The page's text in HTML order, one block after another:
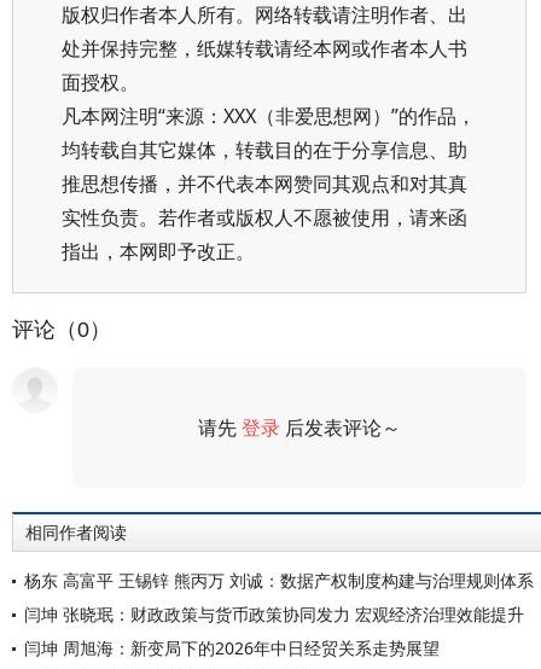
版权归作者本人所有。网络转载请注明作者、出
处并保持完整，纸媒转载请经本网或作者本人书
面授权。
凡本网注明“来源：XXX（非爱思想网）”的作品，
均转载自其它媒体，转载目的在于分享信息、助
推思想传播，并不代表本网赞同其观点和对其真
实性负责。若作者或版权人不愿被使用，请来函
指出，本网即予改正。
评论（0）
请先登录 后发表评论～
相同作者阅读
杨东 高富平 王锡锌 熊丙万 刘诚：数据产权制度构建与治理规则体系
闫坤 张晓珉：财政政策与货币政策协同发力 宏观经济治理效能提升
闫坤 周旭海：新变局下的2026年中日经贸关系走势展望